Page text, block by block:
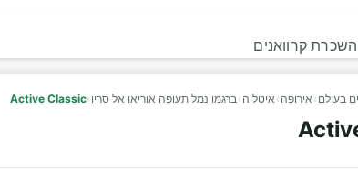
קרוואנים
בעולם › אירופה › איטליה ›ברגמו נמל תעופה אוריאו אל סריו ›
Active Classic